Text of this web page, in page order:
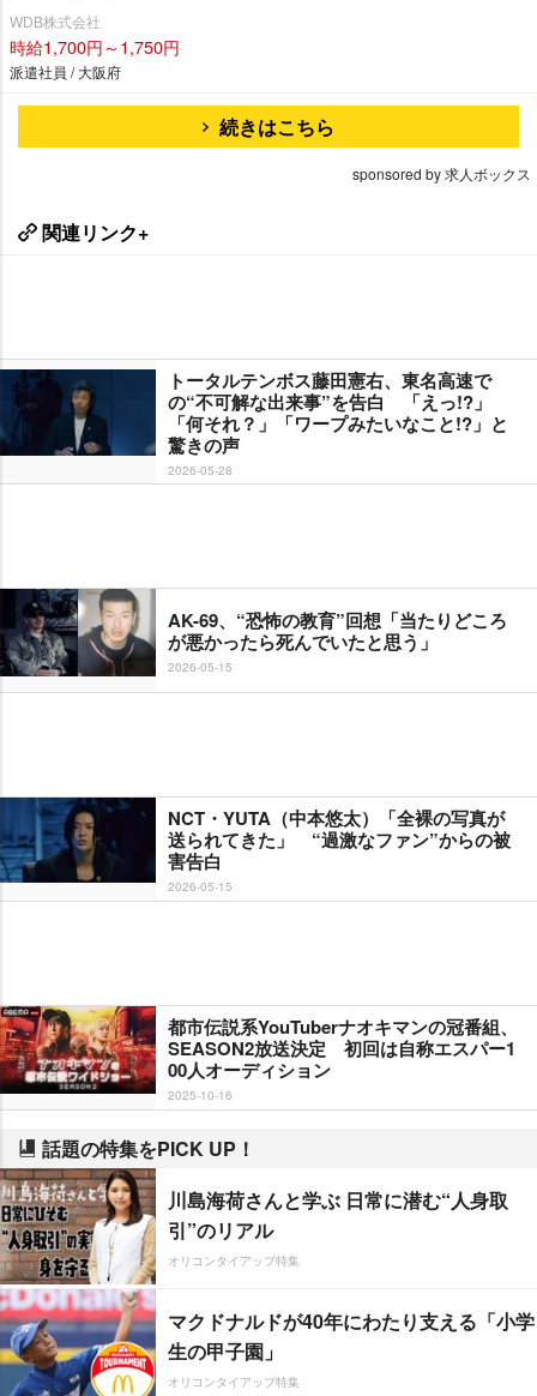
WDB株式会社
時給1,700円～1,750円
派遣社員 / 大阪府
続きはこちら
sponsored by 求人ボックス
関連リンク+
トータルテンボス藤田憲右、東名高速で
の“不可解な出来事”を告白 「えっ!?」
「何それ？」「ワープみたいなこと!?」と
驚きの声
2026-05-28
AK-69、“恐怖の教育”回想「当たりどころ
が悪かったら死んでいたと思う」
2026-05-15
NCT・YUTA（中本悠太）「全裸の写真が
送られてきた」 “過激なファン”からの被
害告白
2026-05-15
都市伝説系YouTuberナオキマンの冠番組、
SEASON2放送決定 初回は自称エスパー1
00人オーディション
2025-10-16
話題の特集をPICK UP！
川島海荷さんと学ぶ 日常に潜む“人身取
引”のリアル
オリコンタイアップ特集
マクドナルドが40年にわたり支える「小学
生の甲子園」
オリコンタイアップ特集